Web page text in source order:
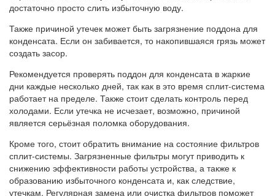
достаточно просто слить избыточную воду.
Также причиной утечек может быть загрязнение поддона для
конденсата. Если он забивается, то накопившаяся грязь может
создать засор.
Рекомендуется проверять поддон для конденсата в жаркие
дни каждые несколько дней, так как в это время сплит-система
работает на пределе. Также стоит сделать контроль перед
холодами. Если утечка не исчезает, возможно, причиной
является серьёзная поломка оборудования.
Кроме того, стоит обратить внимание на состояние фильтров
сплит-системы. Загрязненные фильтры могут приводить к
снижению эффективности работы устройства, а также к
образованию избыточного конденсата и, как следствие,
утечкам. Регулярная замена или очистка фильтров поможет